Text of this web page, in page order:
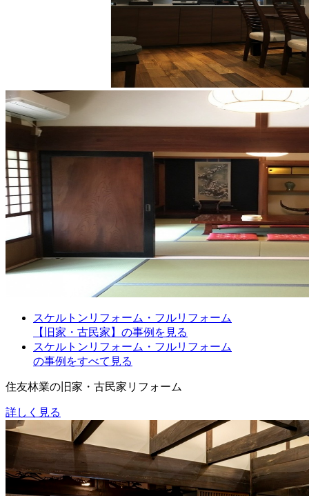
スケルトンリフォーム・フルリフォーム
【旧家・古民家】の事例を見る
スケルトンリフォーム・フルリフォーム
の事例をすべて見る
住友林業の旧家・古民家リフォーム
詳しく見る